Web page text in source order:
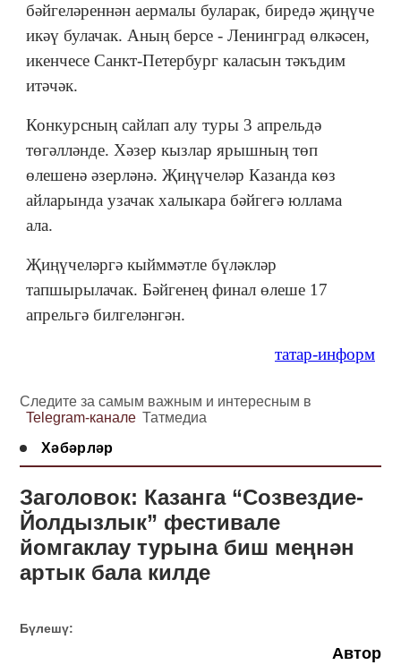
бәйгеләреннән аермалы буларак, биредә җиңүче
икәү булачак. Аның берсе - Ленинград өлкәсен,
икенчесе Санкт-Петербург каласын тәкъдим
итәчәк.
Конкурсның сайлап алу туры 3 апрельдә
төгәлләнде. Хәзер кызлар ярышның төп
өлешенә әзерләнә. Җиңүчеләр Казанда көз
айларында узачак халыкара бәйгегә юллама
ала.
Җиңүчеләргә кыйммәтле бүләкләр
тапшырылачак. Бәйгенең финал өлеше 17
апрельгә билгеләнгән.
татар-информ
Следите за самым важным и интересным в
Telegram-канале Татмедиа
Хәбәрләр
Заголовок: Казанга “Созвездие-
Йолдызлык” фестивале
йомгаклау турына биш меңнән
артык бала килде
Бүлешү:
Автор